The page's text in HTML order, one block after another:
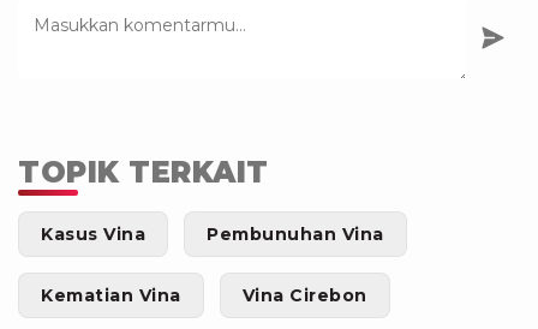
TOPIK TERKAIT
Kasus Vina Pembunuhan Vina
Kematian Vina Vina Cirebon